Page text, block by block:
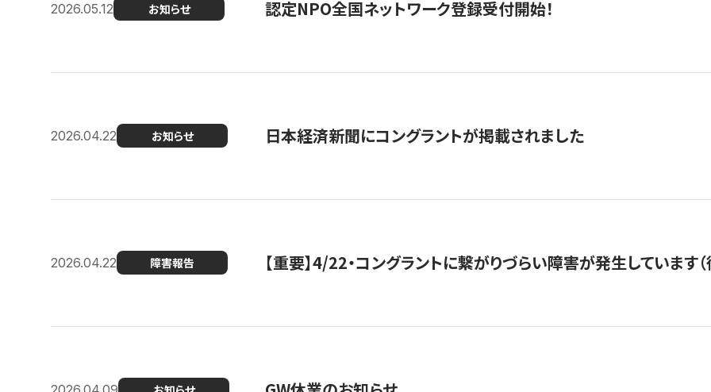
2026.05.12 お知らせ 認定NPO全国ネットワーク登録受付開始！
2026.04.22 お知らせ 日本経済新聞にコングラントが掲載されました
2026.04.22 障害報告 【重要】4/22・コングラントに繋がりづらい障害が発生しています（